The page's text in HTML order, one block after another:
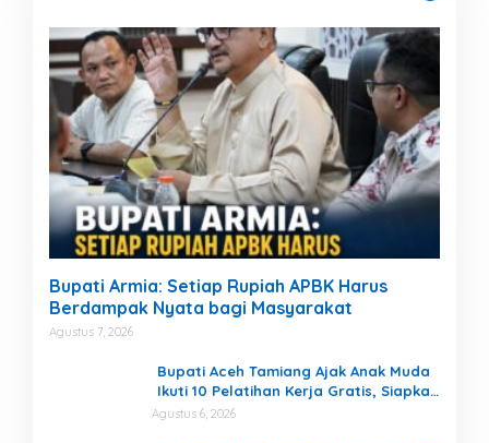
Bupati Armia: Setiap Rupiah APBK Harus
Berdampak Nyata bagi Masyarakat
Agustus 7, 2026
Bupati Aceh Tamiang Ajak Anak Muda
Ikuti 10 Pelatihan Kerja Gratis, Siapkan
SDM Siap Kerja dan Berwirausaha
Agustus 6, 2026